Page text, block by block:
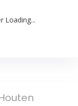
Loading...